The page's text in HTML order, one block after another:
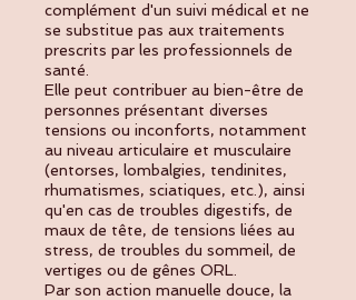
complément d'un suivi médical et ne
se substitue pas aux traitements
prescrits par les professionnels de
santé.
Elle peut contribuer au bien-être de
personnes présentant diverses
tensions ou inconforts, notamment
au niveau articulaire et musculaire
(entorses, lombalgies, tendinites,
rhumatismes, sciatiques, etc.), ainsi
qu'en cas de troubles digestifs, de
maux de tête, de tensions liées au
stress, de troubles du sommeil, de
vertiges ou de gênes ORL.
Par son action manuelle douce, la